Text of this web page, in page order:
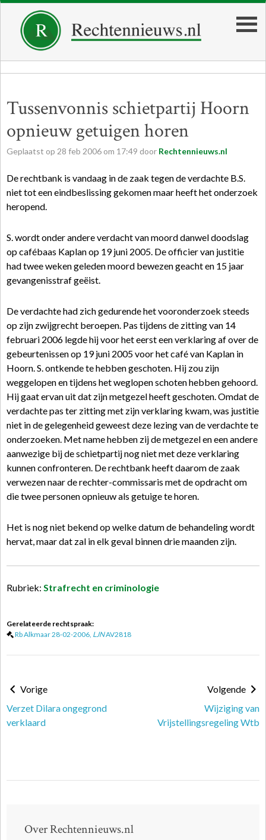
Tussenvonnis schietpartij Hoorn
opnieuw getuigen horen
Geplaatst op 28 feb 2006 om 17:49 door Rechtennieuws.nl
De rechtbank is vandaag in de zaak tegen de verdachte B.S.
niet tot een eindbeslissing gekomen maar heeft het onderzoek
heropend.
S. wordt onder andere verdacht van moord danwel doodslag
op cafébaas Kaplan op 19 juni 2005. De officier van justitie
had twee weken geleden moord bewezen geacht en 15 jaar
gevangenisstraf geëist.
De verdachte had zich gedurende het vooronderzoek steeds
op zijn zwijgrecht beroepen. Pas tijdens de zitting van 14
februari 2006 legde hij voor het eerst een verklaring af over de
gebeurtenissen op 19 juni 2005 voor het café van Kaplan in
Hoorn. S. ontkende te hebben geschoten. Hij zou zijn
weggelopen en tijdens het weglopen schoten hebben gehoord.
Hij gaat ervan uit dat zijn metgezel heeft geschoten. Omdat de
verdachte pas ter zitting met zijn verklaring kwam, was justitie
niet in de gelegenheid geweest deze lezing van de verdachte te
onderzoeken. Met name hebben zij de metgezel en een andere
aanwezige bij de schietpartij nog niet met deze verklaring
kunnen confronteren. De rechtbank heeft daarom de zaak
verwezen naar de rechter-commissaris met de opdracht om
die twee personen opnieuw als getuige te horen.
Het is nog niet bekend op welke datum de behandeling wordt
hervat, maar dat zal in elk geval binnen drie maanden zijn.
Rubriek: Strafrecht en criminologie
Gerelateerde rechtspraak:
Rb Alkmaar 28-02-2006, LJNAV2818
Vorige
Verzet Dilara ongegrond
verklaard
Volgende
Wijziging van
Vrijstellingsregeling Wtb
Over Rechtennieuws.nl